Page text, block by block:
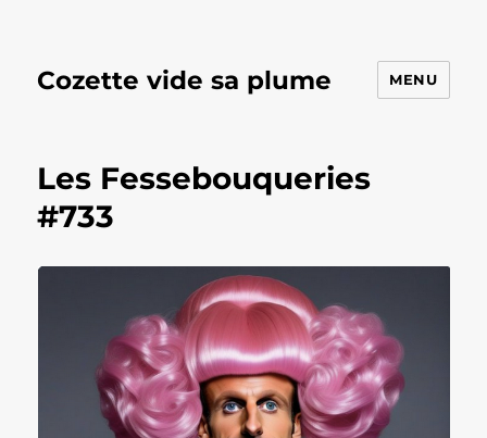
Cozette vide sa plume MENU
Les Fessebouqueries
#733